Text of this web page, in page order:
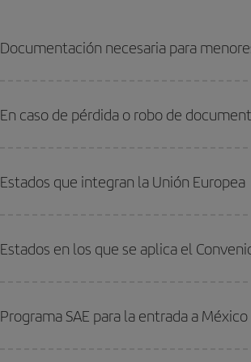
Otros Documentos de Viaje Válidos: Aparte de
mar, aunque su uso resulta menos frecuente.
Documentación necesaria para
En caso de pérdida o robo de
Estados que integran la Unión Europea
Estados en los que se aplica el
Programa SAE para la entrada a México